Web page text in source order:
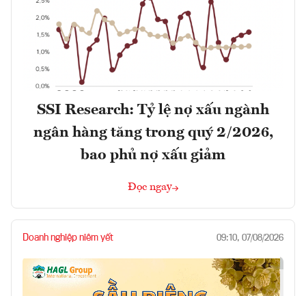
SSI Research: Tỷ lệ nợ xấu ngành
ngân hàng tăng trong quý 2/2026,
bao phủ nợ xấu giảm
Đọc ngay
Doanh nghiệp niêm yết 09:10, 07/08/2026